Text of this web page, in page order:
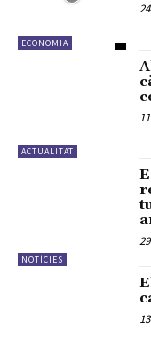
ECONOMIA
ACTUALITAT
NOTÍCIES